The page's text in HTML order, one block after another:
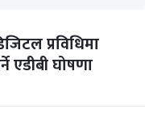
प्रविधिमा
एडीबी घोषणा